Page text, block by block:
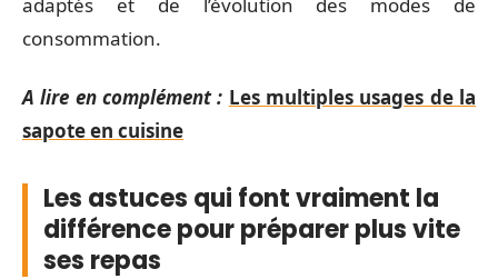
consommation.
A lire en complément : Les multiples usages de la
sapote en cuisine
Les astuces qui font vraiment la
différence pour préparer plus vite
ses repas